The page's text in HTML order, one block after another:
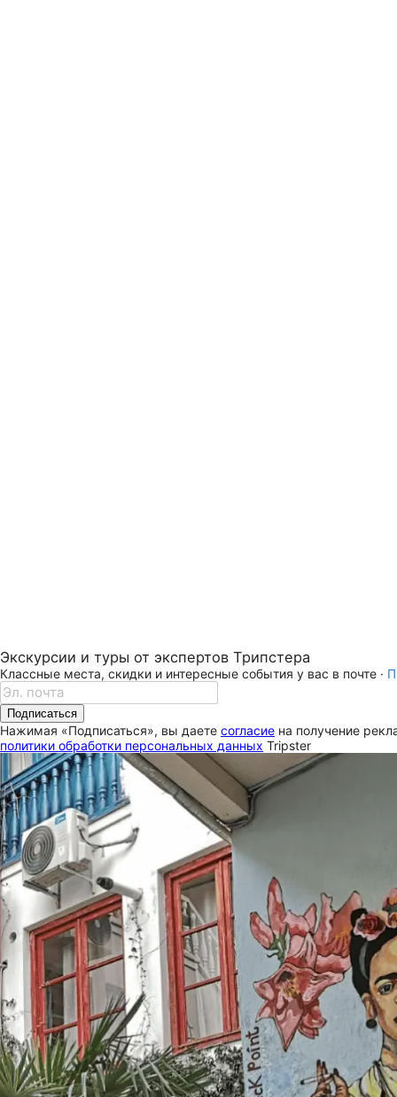
Экскурсии и туры от экспертов Трипстера
Классные места, скидки и интересные события у вас в почте ·
Подписаться
Нажимая «Подписаться», вы даете согласие на получение
политики обработки персональных данных Tripster